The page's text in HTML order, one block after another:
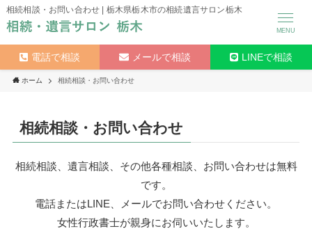
相続相談・お問い合わせ | 栃木県栃木市の相続遺言サロン栃木
MENU
電話で相談 メールで相談 LINEで相談
ホーム 相続相談・お問い合わせ
相続相談・お問い合わせ
相続相談、遺言相談、その他各種相談、お問い合わせは無料
です。
電話またはLINE、メールでお問い合わせください。
女性行政書士が親身にお伺いいたします。